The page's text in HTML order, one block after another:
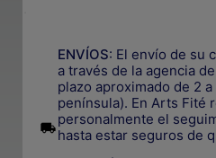
ENVÍOS: El envío de su
a través de la agencia
plazo aproximado de 2
península). En Arts Fité
personalmente el
hasta estar seguros de